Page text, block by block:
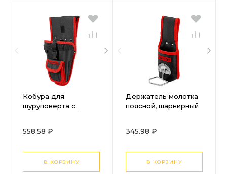
Кобура для
шуруповерта с
карманом для бит и
558.58 ₽
В КОРЗИНУ
Держатель молотка
поясной, шарнирный
345.98 ₽
В КОРЗИНУ